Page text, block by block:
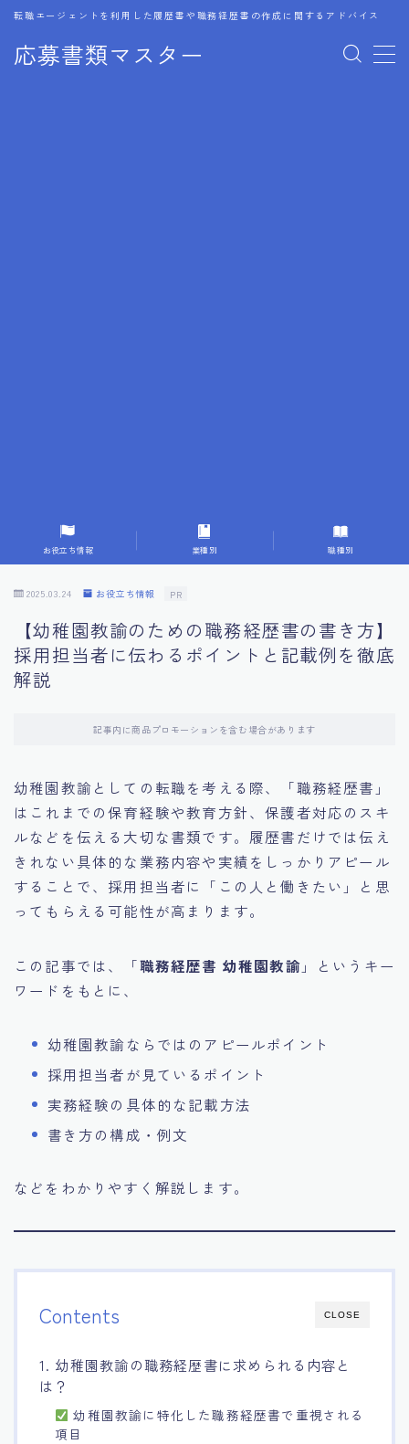
応募書類マスター
転職エージェントを利用した履歴書や職務経歴書の作成に関するアドバイス
MENU
9.転職成功者の事例分析とアドバイス
10.面接官に好印象を与える方法
11.キャリアアップを目指す人の応募書類
12.エージェントから有益情報を得るコツ
14.デジタル化やAIの進化がもたらす影響
お役立ち情報 業種別 職種別
2025.03.24 お役立ち情報 PR
【幼稚園教諭のための職務経歴書の書き方】
採用担当者に伝わるポイントと記載例を徹底
解説
記事内に商品プロモーションを含む場合があります
幼稚園教諭としての転職を考える際、「職務経歴書」
はこれまでの保育経験や教育方針、保護者対応のスキ
ルなどを伝える大切な書類です。履歴書だけでは伝え
きれない具体的な業務内容や実績をしっかりアピール
することで、採用担当者に「この人と働きたい」と思
ってもらえる可能性が高まります。
この記事では、「職務経歴書 幼稚園教諭 」というキー
ワードをもとに、
幼稚園教諭ならではのアピールポイント
採用担当者が見ているポイント
実務経験の具体的な記載方法
書き方の構成・例文
などをわかりやすく解説します。
CLOSE
Contents
1. 幼稚園教諭の職務経歴書に求められる内容と
は？
幼稚園教諭に特化した職務経歴書で重視される
項目